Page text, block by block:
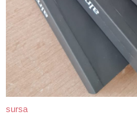
sursa